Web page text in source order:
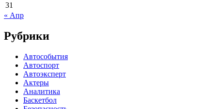
31
« Апр
Рубрики
Автособытия
Автоспорт
Автоэксперт
Актеры
Аналитика
Баскетбол